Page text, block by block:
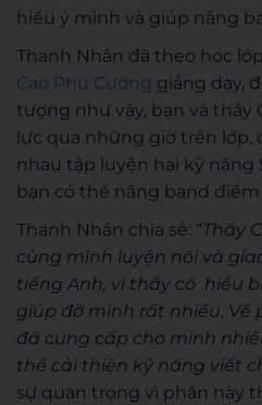
hiểu ý mình và giúp nâng
Thanh Nhân đã theo học lớp
Cao Phú Cường giảng dạy,
tượng như vậy, bạn và thầy
lực qua những giờ trên lớp,
nhau tập luyện hai kỹ năng
bạn có thể nâng band
Thanh Nhân chia sẻ: “Thầy
cùng mình luyện nói và
tiếng Anh, vì thầy có hiểu
giúp đỡ mình rất nhiều. Về
đã cung cấp cho mình
thể cải thiện kỹ năng viết
sự quan trọng vì phần này